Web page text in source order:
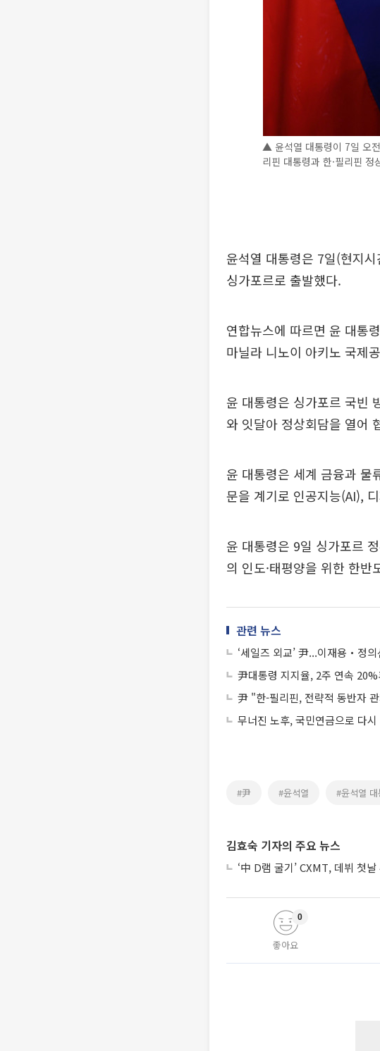
▲ 윤석열 대통령이 7일 오
리핀 대통령과 한·필리핀
윤석열 대통령은 7일(현지
싱가포르로 출발했다.
연합뉴스에 따르면 윤 대통
마닐라 니노이 아키노 국제
윤 대통령은 싱가포르 국빈
와 잇달아 정상회담을 열어
윤 대통령은 세계 금융과 물
문을 계기로 인공지능(AI),
윤 대통령은 9일 싱가포르
의 인도·태평양을 위한 한
관련 뉴스
‘세일즈 외교’ 尹...이재용‧정
尹대통령 지지율, 2주 연속
尹 "한-필리핀, 전략적 동반자
무너진 노후, 국민연금으로 다
#尹 #윤석열 #윤석열 대
김효숙 기자의 주요 뉴스
‘中 D램 굴기’ CXMT, 데뷔 첫
좋아요
0